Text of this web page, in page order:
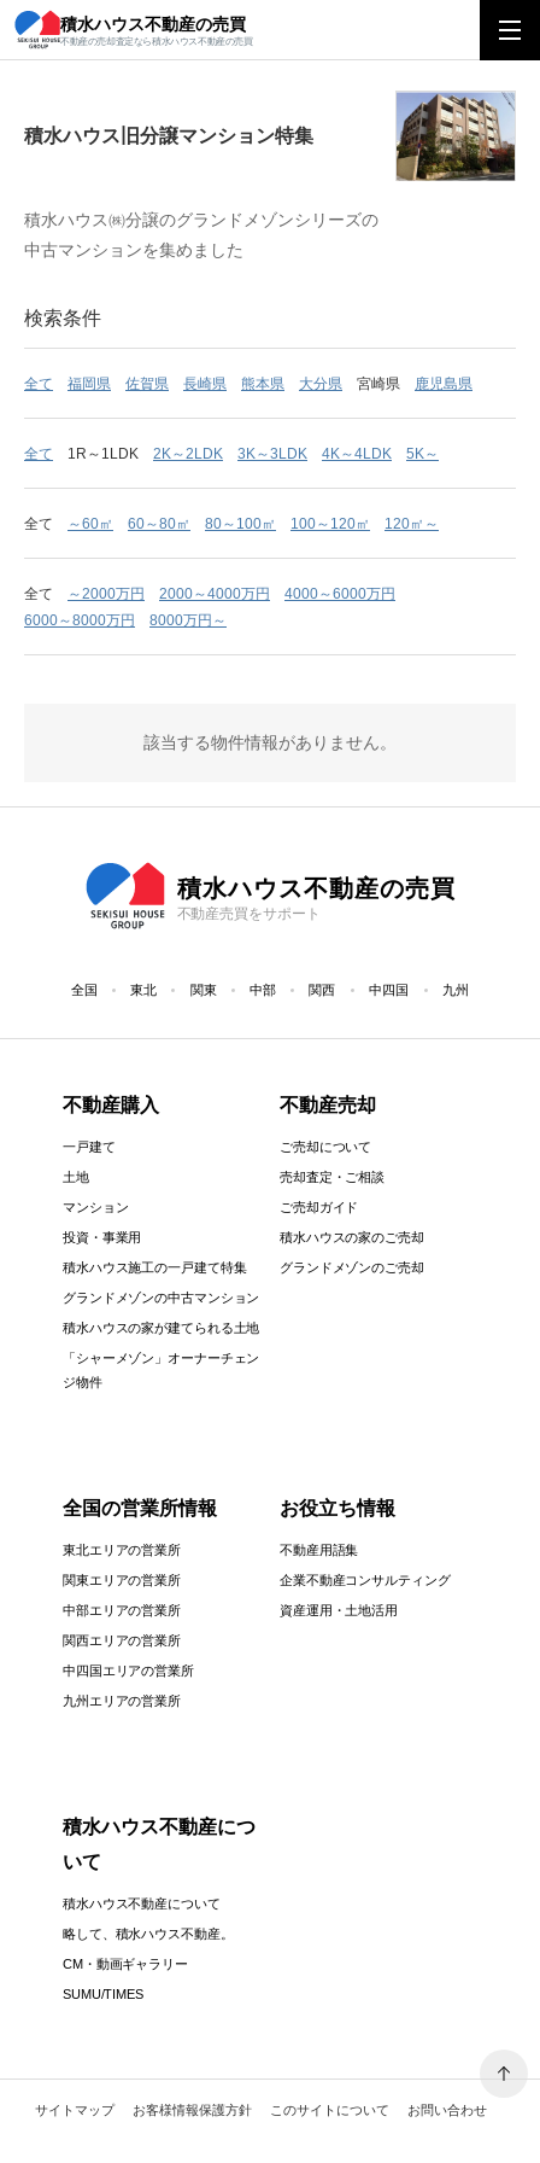
積水ハウス不動産の売買
不動産の売却査定なら積水ハウス不動産の売買
積水ハウス旧分譲マンション特集
積水ハウス旧分譲マンション特集
積水ハウス㈱分譲のグランドメゾンシリーズの
中古マンションを集めました
検索条件
全て 福岡県 佐賀県 長崎県 熊本県 大分県 宮崎県 鹿児島県
全て 1R～1LDK 2K～2LDK 3K～3LDK 4K～4LDK 5K～
全て ～60㎡ 60～80㎡ 80～100㎡ 100～120㎡ 120㎡～
全て ～2000万円 2000～4000万円
4000～6000万円
6000～8000万円
8000万円～
該当する物件情報がありません。
積水ハウス不動産の売買
不動産売買をサポート
全国 東北 関東 中部 関西 中四国 九州
不動産購入
一戸建て
土地
マンション
投資・事業用
積水ハウス施工の一戸建て特集
グランドメゾンの中古マンション
積水ハウスの家が建てられる土地
「シャーメゾン」オーナーチェン
ジ物件
不動産売却
ご売却について
売却査定・ご相談
ご売却ガイド
積水ハウスの家のご売却
グランドメゾンのご売却
全国の営業所情報
東北エリアの営業所
関東エリアの営業所
中部エリアの営業所
関西エリアの営業所
中四国エリアの営業所
九州エリアの営業所
お役立ち情報
不動産用語集
企業不動産コンサルティング
資産運用・土地活用
積水ハウス不動産につ
いて
積水ハウス不動産について
略して、積水ハウス不動産。
CM・動画ギャラリー
SUMU/TIMES
サイトマップ お客様情報保護方針 このサイトについて お問い合わせ